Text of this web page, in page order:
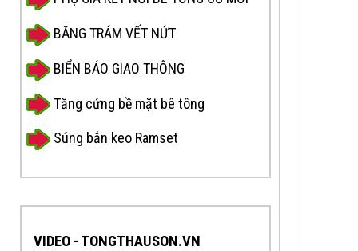
BĂNG TRÁM VẾT NỨT
BIỂN BÁO GIAO THÔNG
Tăng cứng bề mặt bê tông
Súng bắn keo Ramset
VIDEO - TONGTHAUSON.VN